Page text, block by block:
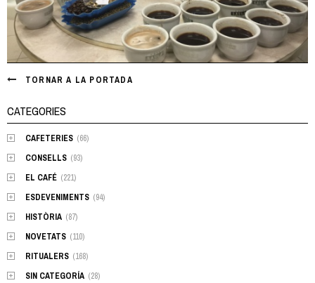
TORNAR A LA PORTADA
CATEGORIES
CAFETERIES (66)
CONSELLS (93)
EL CAFÉ (221)
ESDEVENIMENTS (94)
HISTÒRIA (87)
NOVETATS (110)
RITUALERS (168)
SIN CATEGORÍA (28)